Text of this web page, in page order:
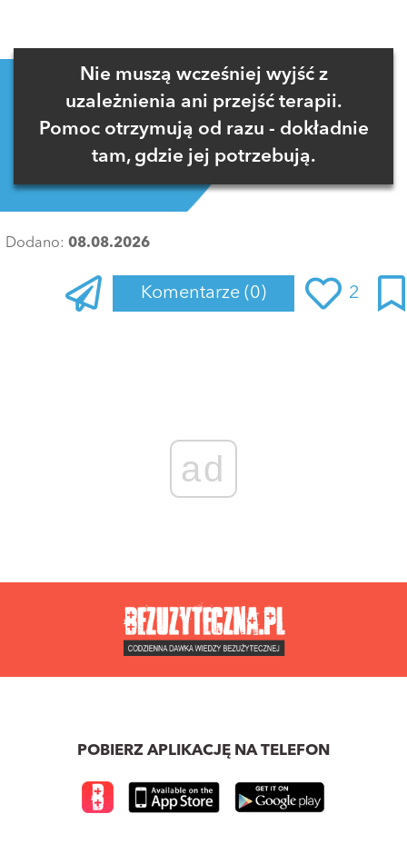
Nie muszą wcześniej wyjść z
uzależnienia ani przejść terapii.
Pomoc otrzymują od razu - dokładnie
tam, gdzie jej potrzebują.
Dodano: 08.08.2026
Komentarze (0) 2
ad
POBIERZ APLIKACJĘ NA TELEFON